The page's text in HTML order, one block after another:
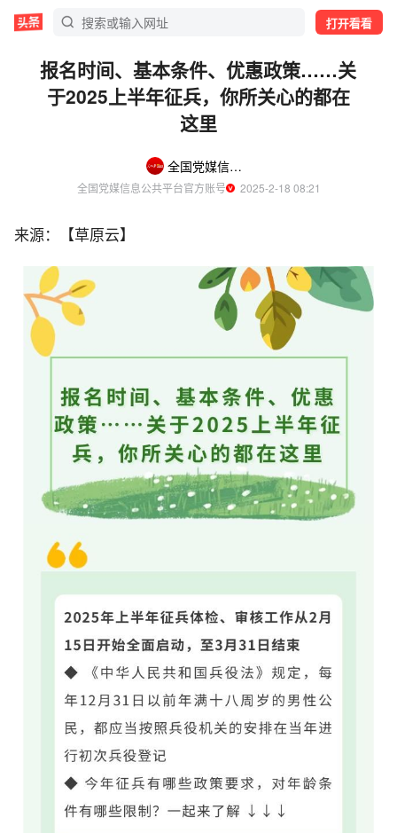
打开看看
报名时间、基本条件、优惠政策……关
于2025上半年征兵，你所关心的都在
这里
全国党媒信息公共平台
全国党媒信息公共平台官方账号
  2025-2-18 08:21
来源：【草原云】